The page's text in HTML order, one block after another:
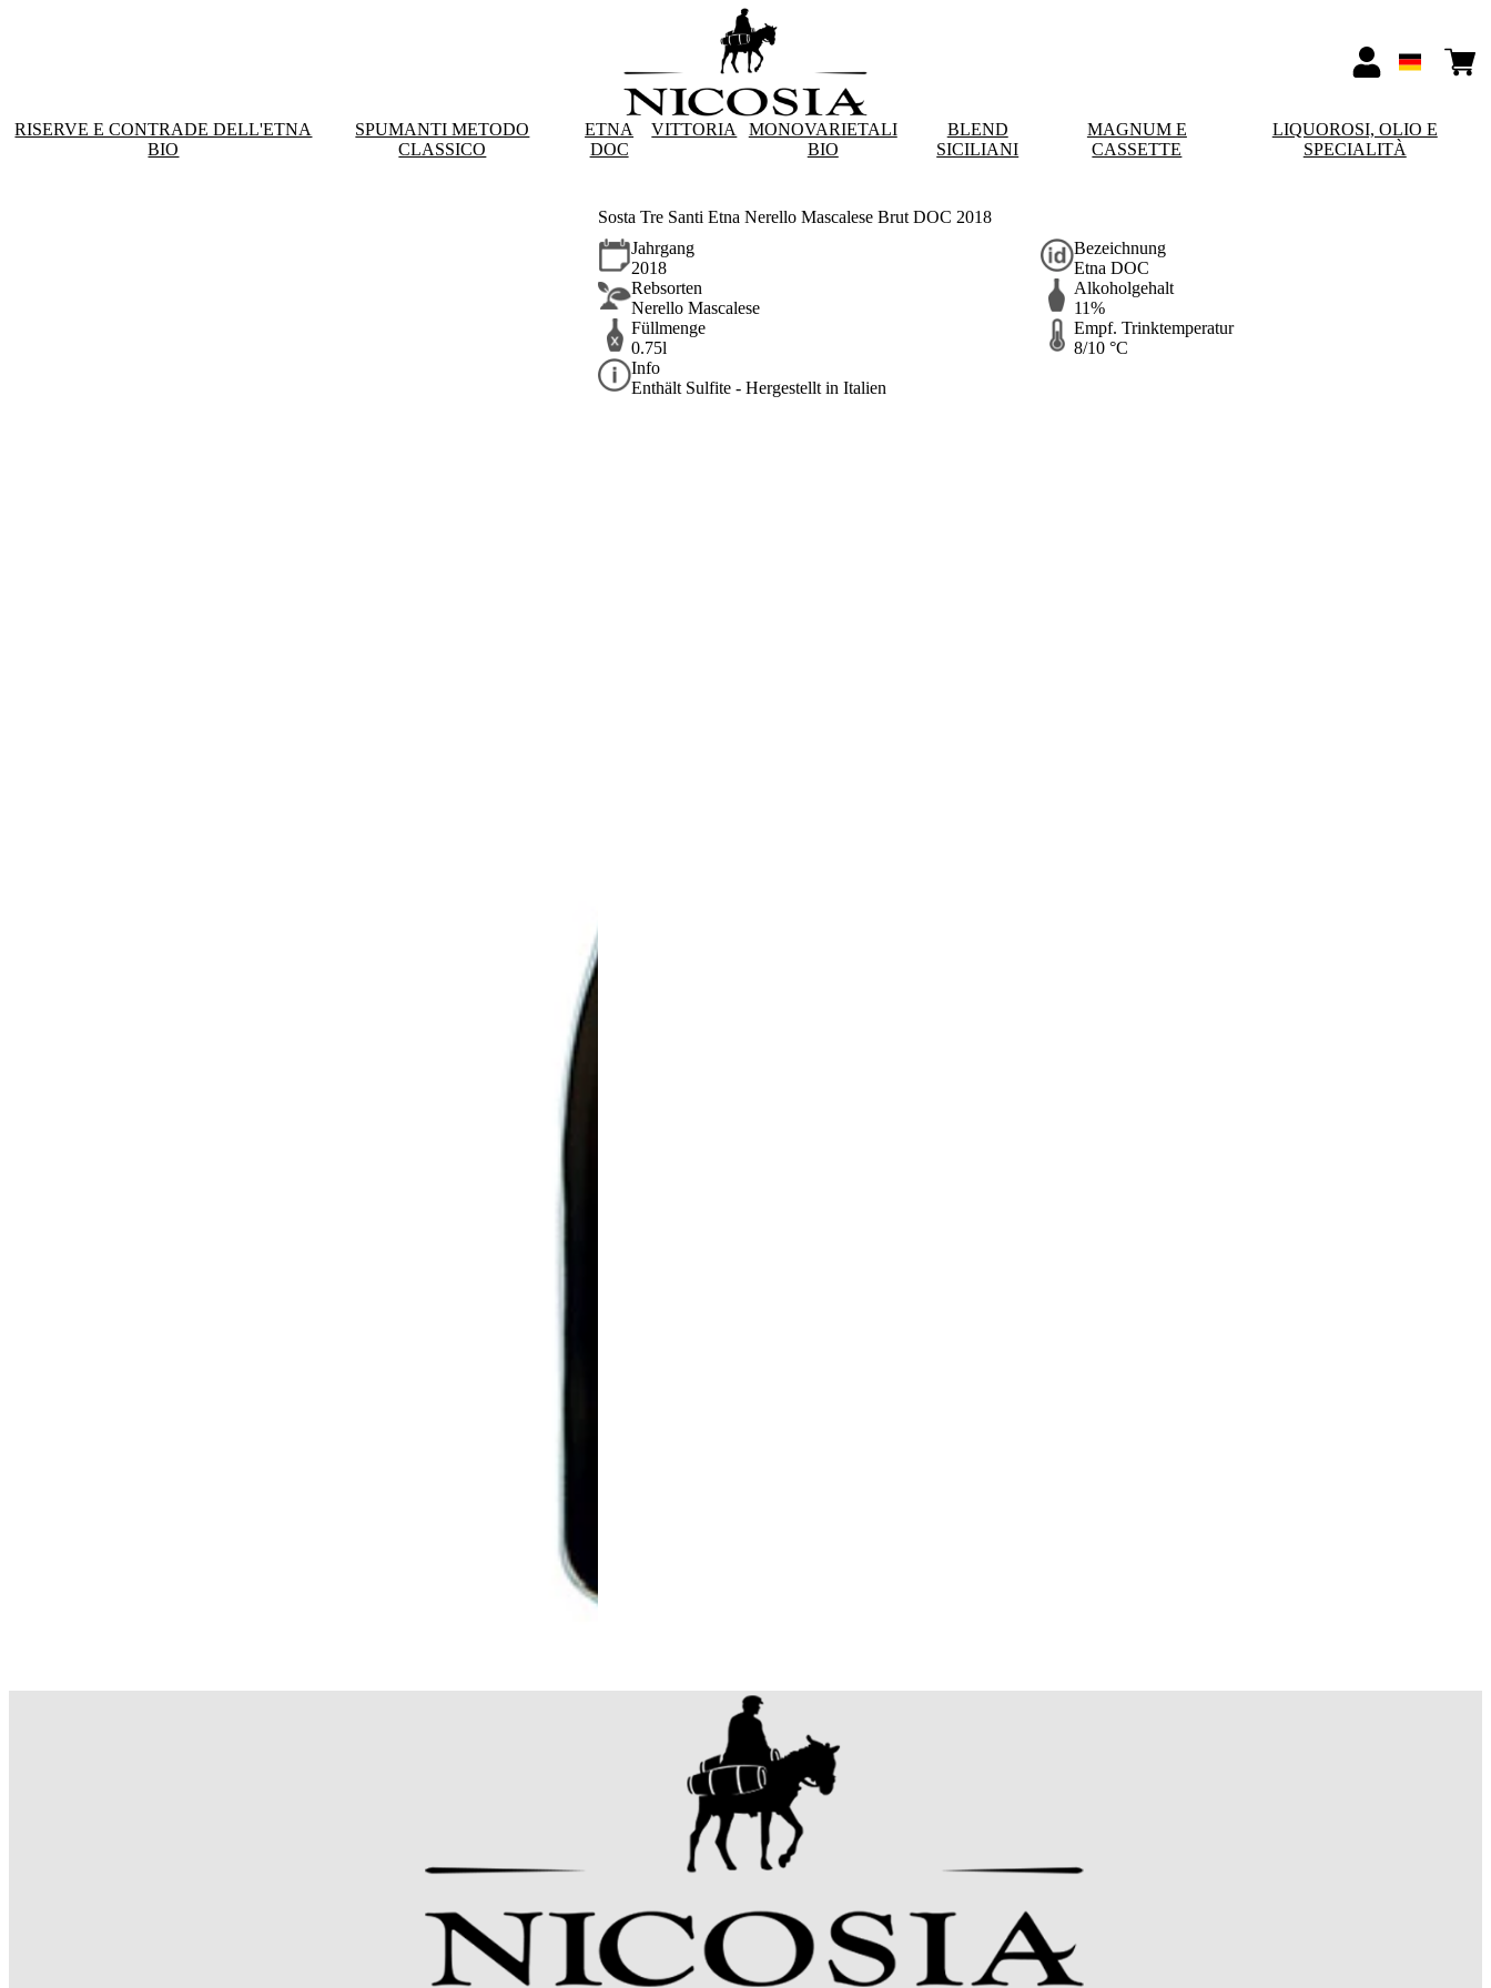
RISERVE E CONTRADE DELL'ETNA
BIO
SPUMANTI METODO
CLASSICO
ETNA
DOC
VITTORIA
MONOVARIETALI
BIO
BLEND
SICILIANI
MAGNUM E
CASSETTE
LIQUOROSI, OLIO E
SPECIALITÀ
Sosta Tre Santi Etna Nerello Mascalese Brut DOC 2018
Jahrgang
2018
Bezeichnung
Etna DOC
Rebsorten
Nerello Mascalese
Alkoholgehalt
11%
Füllmenge
0.75l
Empf. Trinktemperatur
8/10 °C
Info
Enthält Sulfite - Hergestellt in Italien